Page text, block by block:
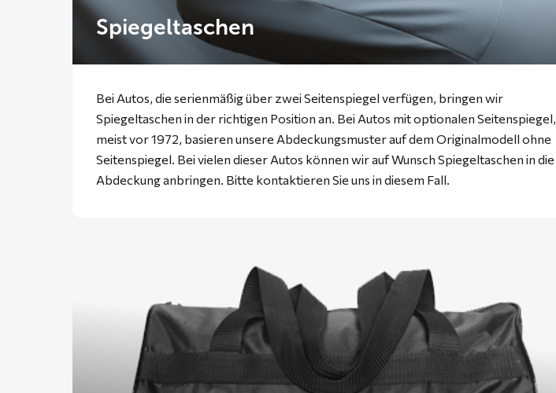
Spiegeltaschen
Bei Autos, die serienmäßig über zwei Seitenspiegel verfügen, bringen wir
Spiegeltaschen in der richtigen Position an. Bei Autos mit optionalen Seitenspiegel,
meist vor 1972, basieren unsere Abdeckungsmuster auf dem Originalmodell ohne
Seitenspiegel. Bei vielen dieser Autos können wir auf Wunsch Spiegeltaschen in die
Abdeckung anbringen. Bitte kontaktieren Sie uns in diesem Fall.